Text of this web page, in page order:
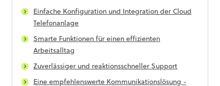
Einfache Konfiguration und Integration der Cloud
Telefonanlage
Smarte Funktionen für einen effizienten
Arbeitsalltag
Zuverlässiger und reaktionsschneller Support
Eine empfehlenswerte Kommunikationslösung -